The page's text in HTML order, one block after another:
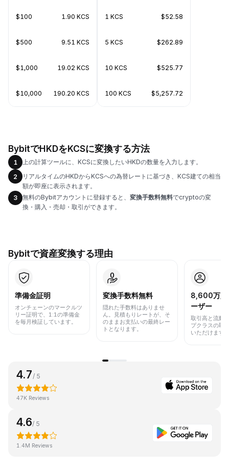
$100 1.90 KCS
$500 9.51 KCS
$1,000 19.02 KCS
$10,000 190.20 KCS
1 KCS $52.58
5 KCS $262.89
10 KCS $525.77
100 KCS $5,257.72
BybitでHKDをKCSに変換する方法
1
上の計算ツールに、KCSに変換したいHKDの数量を入力します。
2
リアルタイムのHKDからKCSへの為替レートに基づき、KCS建ての相当
額が即座に表示されます。
3
無料のBybitアカウントに登録すると、 変換手数料無料でcryptoの変
換・購入・売却・取引ができます。
Bybitで資産変換する理由
準備金証明
オンチェーンのマークルツ
リー証明で、1:1の準備金
を毎月検証しています。
変換手数料無料
隠れた手数料はありませ
ん。見積もりレートが、そ
のままお支払いの最終レー
トとなります。
8,600万人
ーザー
取引高と流動
プクラスの取
いただけます
4.7/ 5
47K Reviews
4.6/ 5
1.4M Reviews